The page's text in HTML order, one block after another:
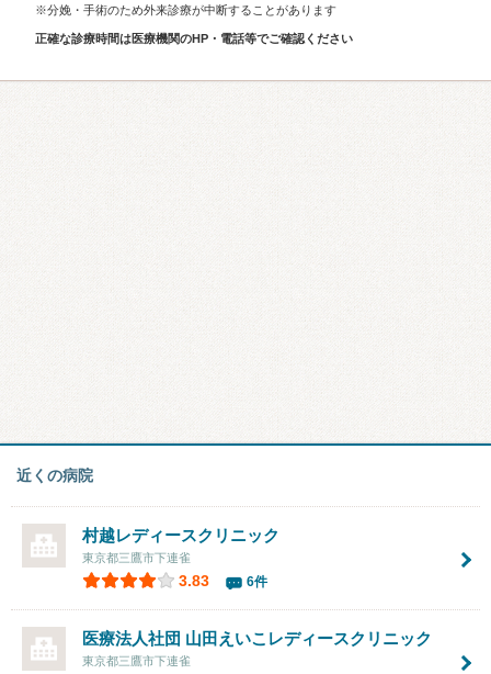
※分娩・手術のため外来診療が中断することがあります
正確な診療時間は医療機関のHP・電話等でご確認ください
近くの病院
村越レディースクリニック
東京都三鷹市下連雀
3.83 6件
医療法人社団 山田えいこレディースクリニック
東京都三鷹市下連雀